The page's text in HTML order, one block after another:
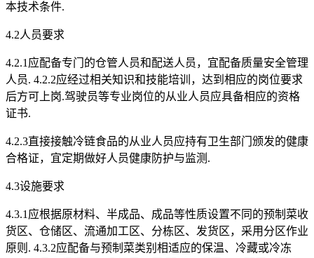
本技术条件.
4.2人员要求
4.2.1应配备专门的仓管人员和配送人员，宜配备质量安全管理
人员. 4.2.2应经过相关知识和技能培训，达到相应的岗位要求
后方可上岗.驾驶员等专业岗位的从业人员应具备相应的资格
证书.
4.2.3直接接触冷链食品的从业人员应持有卫生部门颁发的健康
合格证，宜定期做好人员健康防护与监测.
4.3设施要求
4.3.1应根据原材料、半成品、成品等性质设置不同的预制菜收
货区、仓储区、流通加工区、分栋区、发货区，采用分区作业
原则. 4.3.2应配备与预制菜类别相适应的保温、冷藏或冷冻